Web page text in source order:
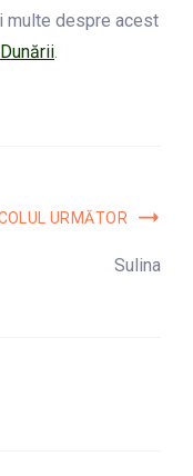
multe despre acest
.
URMĂTOR
Sulina